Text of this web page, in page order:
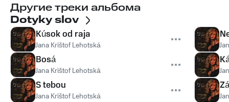
Другие треки альбома
Dotyky slov
Kúsok od raja
Jana Krištof Lehotská
Bosá
Jana Krištof Lehotská
S tebou
Jana Krištof Lehotská